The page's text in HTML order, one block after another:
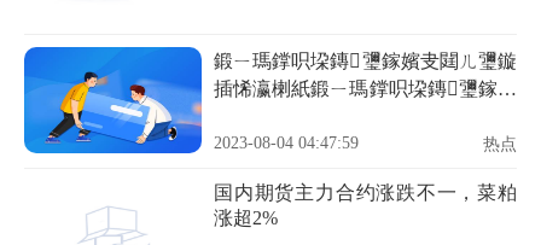
鍛ㄧ瑪鐣呮垜鏄瓕鎵嬪叏閮ㄦ瓕鏇
插悕瀛楋紙鍛ㄧ瑪鐣呮垜鏄瓕鎵嬪
2023-08-04 04:47:59 热点
国内期货主力合约涨跌不一，菜粕
涨超2%